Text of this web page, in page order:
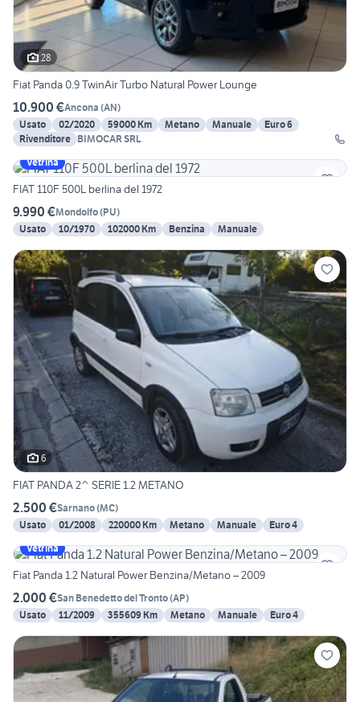
28
Fiat Panda 0.9 TwinAir Turbo Natural Power Lounge
10.900 €Ancona (AN)
Usato
02/2020 59000 Km Metano Manuale
Euro 6
Rivenditore BIMOCAR SRL
Vetrina
FIAT 110F 500L berlina del 1972
9.990 €Mondolfo(PU)
Usato
10/1970 102000 Km Benzina Manuale
6
FIAT PANDA 2^ SERIE 1.2 METANO
2.500 €Sarnano(MC)
Usato
01/2008 220000 Km Metano Manuale
Euro 4
Vetrina
Fiat Panda 1.2 Natural Power Benzina/Metano – 2009
2.000 €San Benedetto del Tronto(AP)
Usato
11/2009 355609 Km Metano Manuale Euro 4